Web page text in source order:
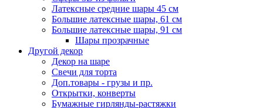
Латексные средние шары 45 см
Большие латексные шары, 61 см
Большие латексные шары, 91 см
Шары прозрачные
Другой декор
Декор на шаре
Свечи для торта
Доп.товары - грузы и пр.
Открытки, конверты
Бумажные гирлянды-растяжки